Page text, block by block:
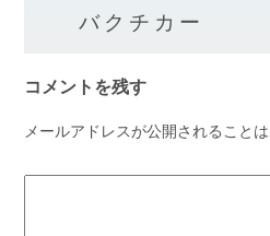
バクチカー
コメントを残す
メールアドレスが公開されることは